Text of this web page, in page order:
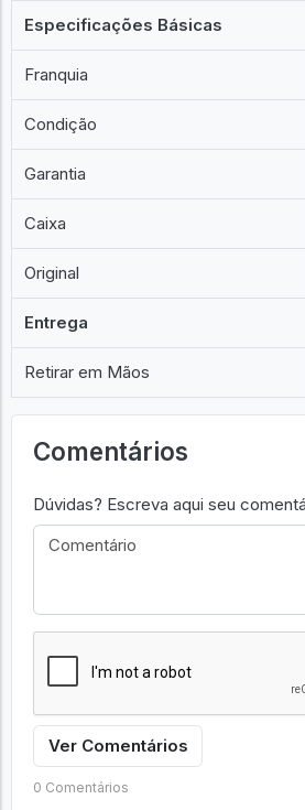
Especificações Básicas
Franquia
Condição
Garantia
Caixa
Original
Entrega
Retirar em Mãos
Comentários
Dúvidas? Escreva aqui seu
Ver Comentários
0 Comentários